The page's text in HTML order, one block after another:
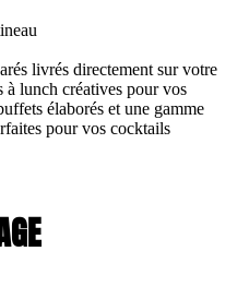
livrés directement sur votre
à lunch créatives pour vos
élaborés et une gamme
pour vos cocktails